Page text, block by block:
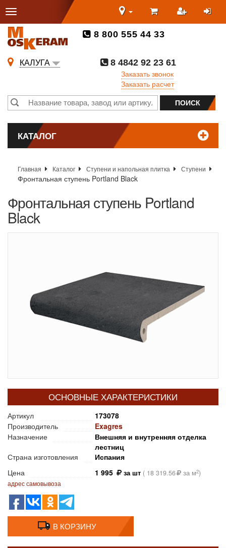
8 800 555 44 33
КАЛУГА
8 4842 92 23 61
Заказать звонок
Заказать расчет
КАТАЛОГ
Главная Каталог Ступени и напольная плитка Ступени
Фронтальная ступень Portland Black
Фронтальная ступень Portland
Black
ОСНОВНЫЕ ХАРАКТЕРИСТИКИ
Артикул
173078
Производитель
Exagres
Назначение
Внешняя и внутренняя отделка
лестниц
Страна изготовления
Испания
Цена
1 995 за шт ( 18 319.56 за м2)
адрес самовывоза
В КОРЗИНУ